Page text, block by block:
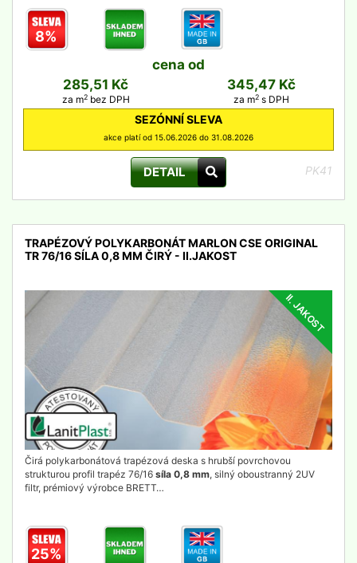
8%
cena od
285,51 Kč
za m2bez DPH
345,47 Kč
za m2 s DPH
SEZÓNNÍ SLEVA
akce platí od 15.06.2026 do 31.08.2026
DETAIL PK41
TRAPÉZOVÝ POLYKARBONÁT MARLON CSE ORIGINAL
TR 76/16 SÍLA 0,8 MM ČIRÝ - II.JAKOST
II. JAKOST
detail
Čirá polykarbonátová trapézová deska s hrubší povrchovou
strukturou profil trapéz 76/16 síla 0,8 mm, silný oboustranný 2UV
filtr, prémiový výrobce BRETT…
25%